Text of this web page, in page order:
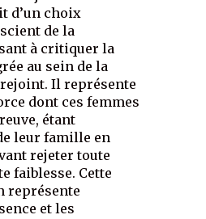
d’un choix
de la
à critiquer la
au sein de la
rejoint. Il représente
dont ces femmes
étant
leur famille en
rejeter toute
faiblesse. Cette
représente
et les